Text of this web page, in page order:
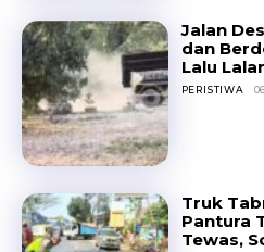
Jalan
dan
Lalu
PERISTIWA
Truk
Pantura
Tewas,